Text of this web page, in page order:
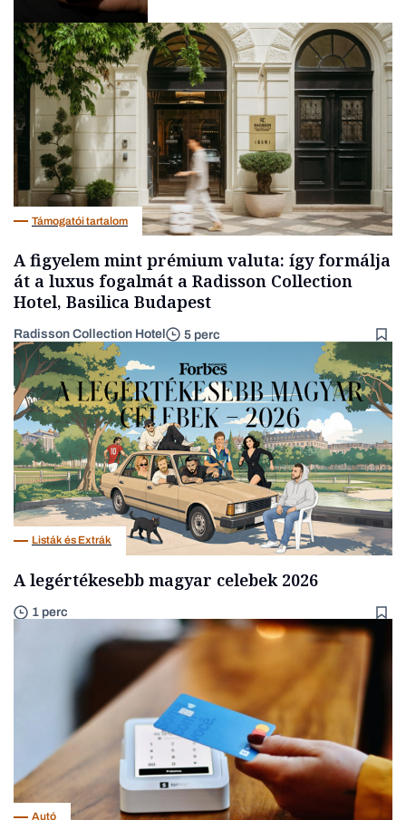
Fintech
Támogatói tartalom
A figyelem mint prémium valuta: így formálja
át a luxus fogalmát a Radisson Collection
Hotel, Basilica Budapest
Radisson Collection Hotel 5 perc
Listák és Extrák
A legértékesebb magyar celebek 2026
1 perc
Autó